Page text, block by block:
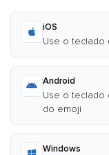
iOS
Use o teclado
Android
Use o teclado
do emoji
Windows